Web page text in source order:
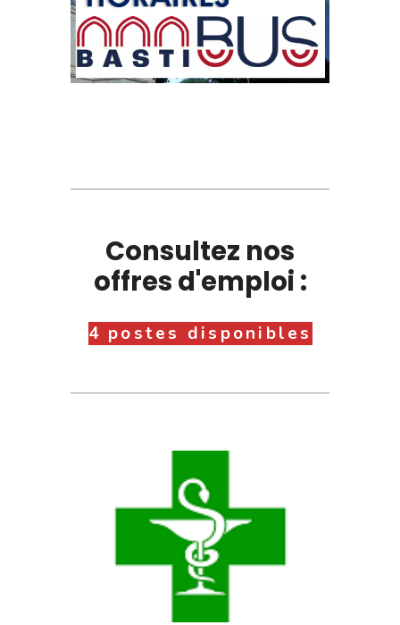
Consultez nos
offres d'emploi :
4 postes disponibles